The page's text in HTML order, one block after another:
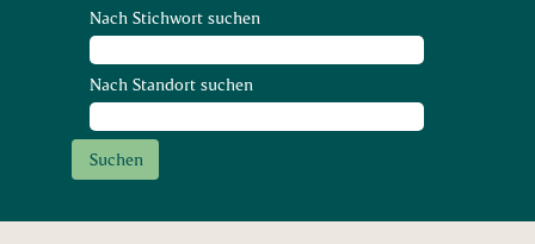
Nach Stichwort suchen
Nach Standort suchen